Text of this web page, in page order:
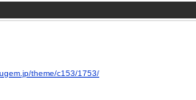
theme/c153/1753/